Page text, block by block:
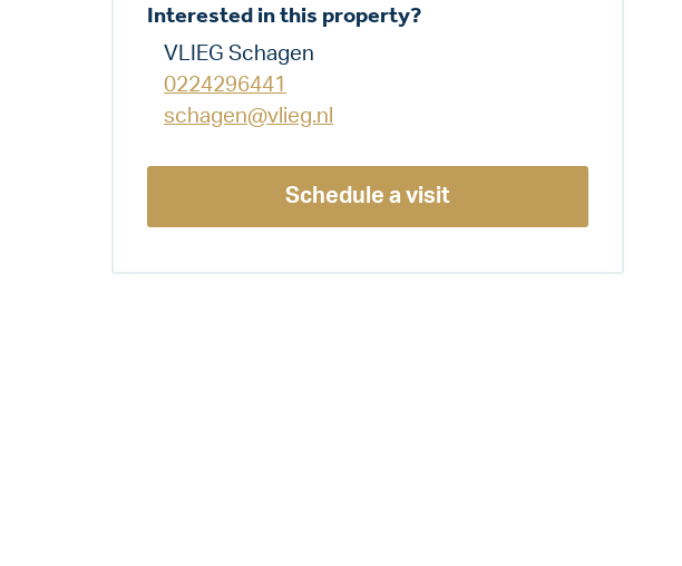
Interested in this property?
VLIEG Schagen
0224296441
schagen@vlieg.nl
Schedule a visit